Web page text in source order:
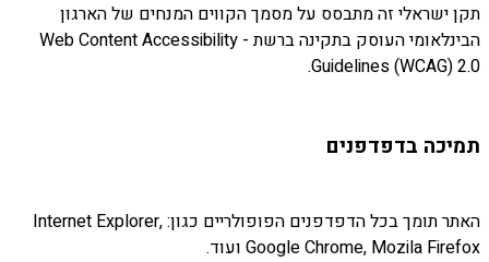
תקן ישראלי זה מתבסס על מסמך הקווים המנחים של הארגון
הבינלאומי העוסק בתקינה ברשת - Web Content Accessibility
Guidelines (WCAG) 2.0.
תמיכה בדפדפנים
האתר תומך בכל הדפדפנים הפופולריים כגון: Internet Explorer,
Google Chrome, Mozila Firefox ועוד.